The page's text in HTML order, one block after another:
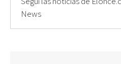
News